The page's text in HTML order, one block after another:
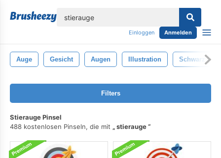
Einloggen Anmelden
Auge Gesicht Augen Illustration Schwarz
Filters
Stierauge Pinsel
488 kostenlosen Pinseln, die mit
stierauge